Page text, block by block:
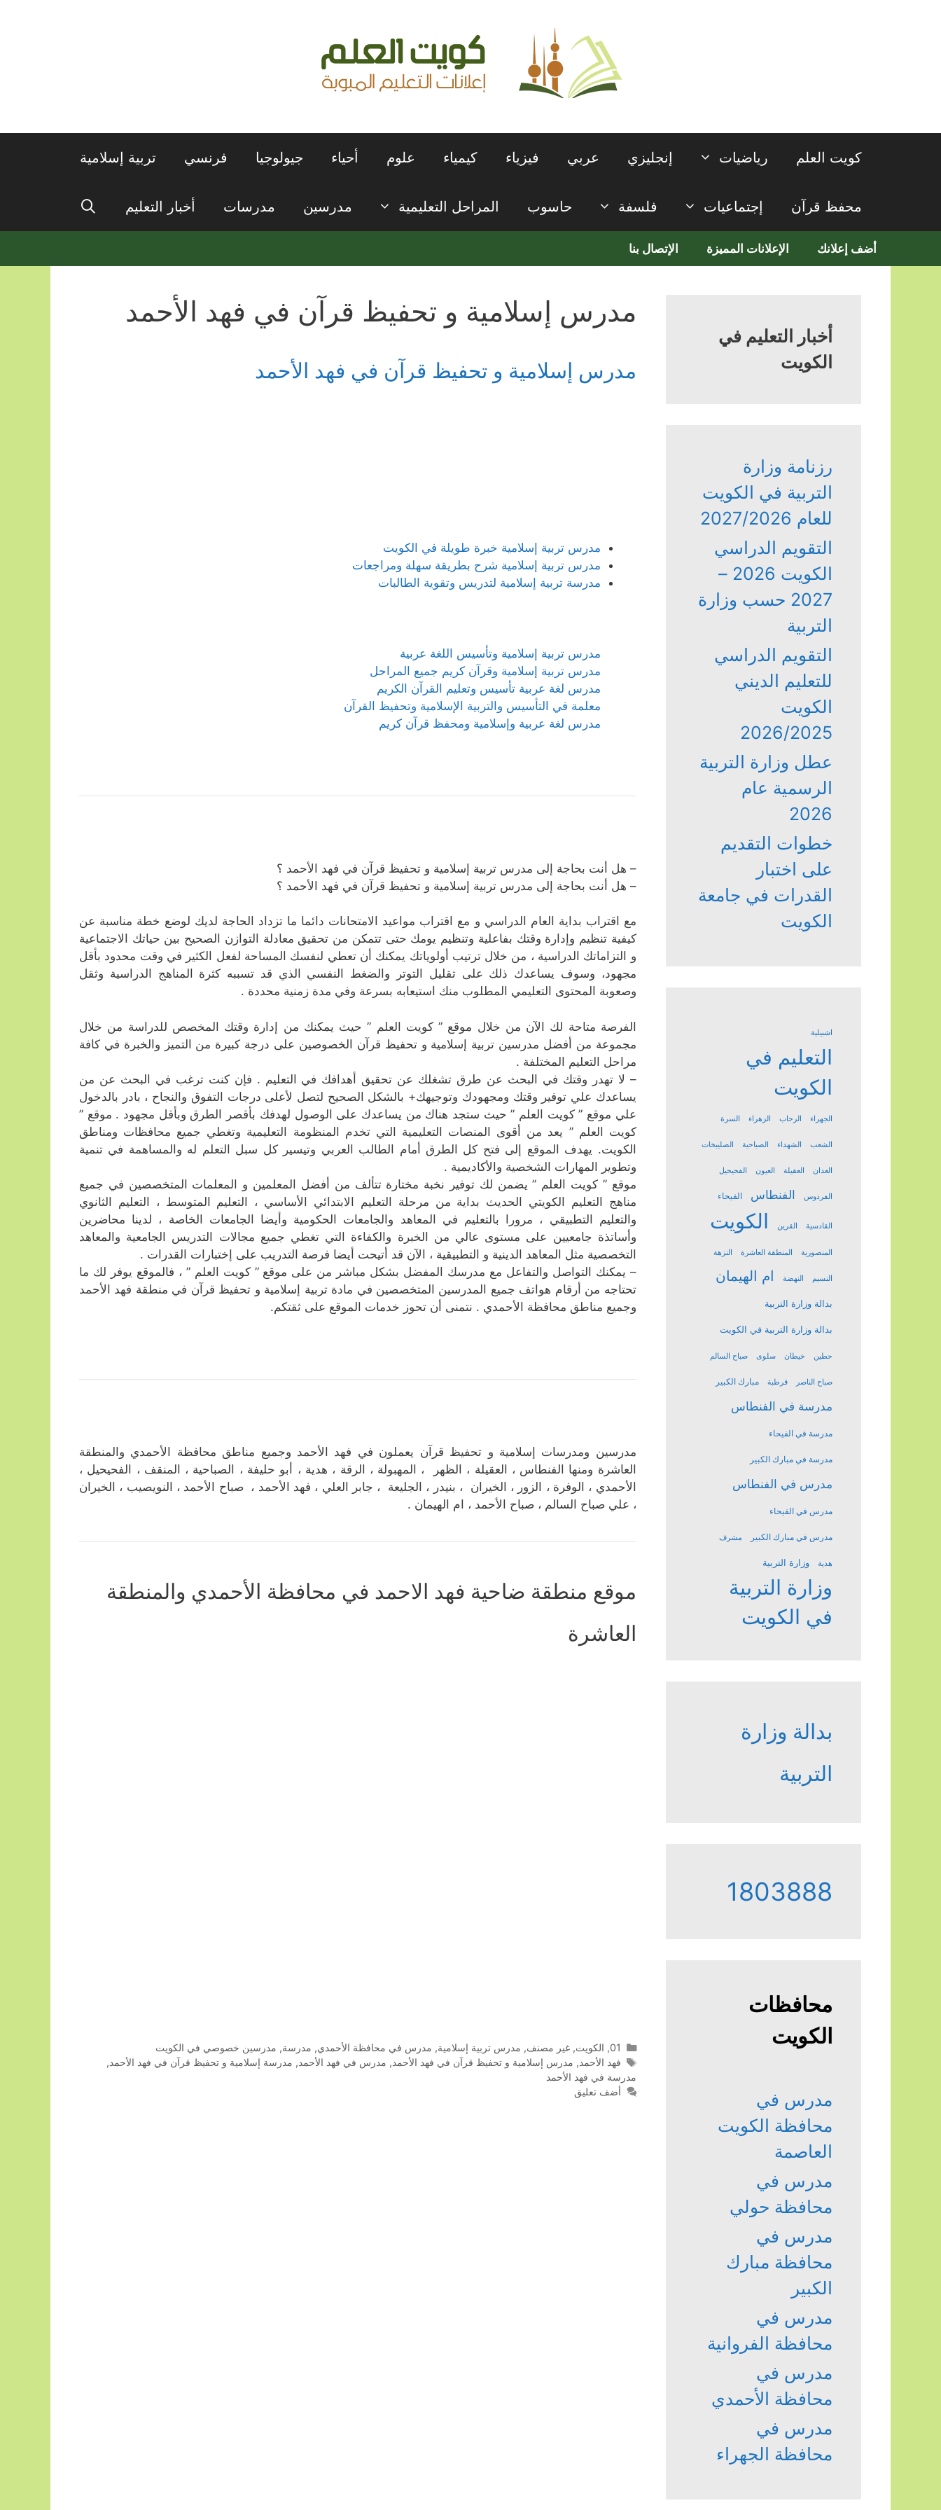
كويت العلم رياضيات إنجليزي عربي فيزياء كيمياء علوم أحياء جيولوجيا فرنسي تربية إسلامية
محفظ قرآن إجتماعيات فلسفة حاسوب المراحل التعليمية مدرسين مدرسات أخبار التعليم
أضف إعلانك الإعلانات المميزة الإتصال بنا
مدرس إسلامية و تحفيظ قرآن في فهد الأحمد
مدرس إسلامية و تحفيظ قرآن في فهد الأحمد
مدرس تربية إسلامية خبرة طويلة في الكويت
مدرس تربية إسلامية شرح بطريقة سهلة ومراجعات
مدرسة تربية إسلامية لتدريس وتقوية الطالبات
مدرس تربية إسلامية وتأسيس اللغة عربية
مدرس تربية إسلامية وقرآن كريم جميع المراحل
مدرس لغة عربية تأسيس وتعليم القرآن الكريم
معلمة في التأسيس والتربية الإسلامية وتحفيظ القرآن
مدرس لغة عربية وإسلامية ومحفظ قرآن كريم
– هل أنت بحاجة إلى مدرس تربية إسلامية و تحفيظ قرآن في فهد الأحمد ؟
– هل أنت بحاجة إلى مدرس تربية إسلامية و تحفيظ قرآن في فهد الأحمد ؟
مع اقتراب بداية العام الدراسي و مع اقتراب مواعيد الامتحانات دائما ما تزداد الحاجة لديك لوضع خطة مناسبة عن
كيفية تنظيم وإدارة وقتك بفاعلية وتنظيم يومك حتى تتمكن من تحقيق معادلة التوازن الصحيح بين حياتك الاجتماعية
و التزاماتك الدراسية ، من خلال ترتيب أولوياتك يمكنك أن تعطي لنفسك المساحة لفعل الكثير في وقت محدود بأقل
مجهود، وسوف يساعدك ذلك على تقليل التوتر والضغط النفسي الذي قد تسببه كثرة المناهج الدراسية وثقل
وصعوبة المحتوى التعليمي المطلوب منك استيعابه بسرعة وفي مدة زمنية محددة .
الفرصة متاحة لك الآن من خلال موقع ” كويت العلم ” حيث يمكنك من إدارة وقتك المخصص للدراسة من خلال
مجموعة من أفضل مدرسين تربية إسلامية و تحفيظ قرآن الخصوصين على درجة كبيرة من التميز والخبرة في كافة
مراحل التعليم المختلفة .
– لا تهدر وقتك في البحث عن طرق تشغلك عن تحقيق أهدافك في التعليم . فإن كنت ترغب في البحث عن من
يساعدك علي توفير وقتك ومجهودك وتوجيهك+ بالشكل الصحيح لتصل لأعلى درجات التفوق والنجاح ، بادر بالدخول
علي موقع ” كويت العلم ” حيث ستجد هناك من يساعدك على الوصول لهدفك بأقصر الطرق وبأقل مجهود . موقع ”
كويت العلم ” يعد من أقوى المنصات التعليمية التي تخدم المنظومة التعليمية وتغطي جميع محافظات ومناطق
الكويت. يهدف الموقع إلى فتح كل الطرق أمام الطالب العربي وتيسير كل سبل التعلم له والمساهمة في تنمية
وتطوير المهارات الشخصية والأكاديمية .
موقع ” كويت العلم ” يضمن لك توفير نخبة مختارة تتألف من أفضل المعلمين و المعلمات المتخصصين في جميع
مناهج التعليم الكويتي الحديث بداية من مرحلة التعليم الابتدائي الأساسي ، التعليم المتوسط ، التعليم الثانوي
والتعليم التطبيقي ، مرورا بالتعليم في المعاهد والجامعات الحكومية وأيضا الجامعات الخاصة ، لدينا محاضرين
وأساتذة جامعيين على مستوى عالي من الخبرة والكفاءة التي تغطي جميع مجالات التدريس الجامعية والمعاهد
التخصصية مثل المعاهد الدينية و التطبيقية ، الآن قد أتيحت أيضا فرصة التدريب على إختبارات القدرات .
– يمكنك التواصل والتفاعل مع مدرسك المفضل بشكل مباشر من على موقع ” كويت العلم ” ، فالموقع يوفر لك ما
تحتاجه من أرقام هواتف جميع المدرسين المتخصصين في مادة تربية إسلامية و تحفيظ قرآن في منطقة فهد الأحمد
وجميع مناطق محافظة الأحمدي . نتمنى أن تحوز خدمات الموقع على ثقتكم.
مدرسين ومدرسات إسلامية و تحفيظ قرآن يعملون في فهد الأحمد وجميع مناطق محافظة الأحمدي والمنطقة
العاشرة ومنها الفنطاس ، العقيلة ، الظهر ، المهبولة ، الرقة ، هدية ، أبو حليفة ، الصباحية ، المنقف ، الفحيحيل ،
الأحمدي ، الوفرة ، الزور ، الخيران ، بنيدر ، الجليعة ، جابر العلي ، فهد الأحمد ، صباح الأحمد ، النويصيب ، الخيران
، علي صباح السالم ، صباح الأحمد ، ام الهيمان .
موقع منطقة ضاحية فهد الاحمد في محافظة الأحمدي والمنطقة
العاشرة
التصنيفات
01
, الكويت, غير مصنف, مدرس تربية إسلامية, مدرس في محافظة الأحمدي, مدرسة, مدرسين خصوصي في الكويت
الوسوم
فهد الأحمد, مدرس إسلامية و تحفيظ قرآن في فهد الأحمد, مدرس في فهد الأحمد, مدرسة إسلامية و تحفيظ قرآن في فهد الأحمد,
مدرسة في فهد الأحمد
أضف تعليق
أخبار التعليم في
الكويت
رزنامة وزارة
التربية في الكويت
للعام 2027/2026
التقويم الدراسي
الكويت 2026 –
2027 حسب وزارة
التربية
التقويم الدراسي
للتعليم الديني
الكويت
2026/2025
عطل وزارة التربية
الرسمية عام
2026
خطوات التقديم
على اختبار
القدرات في جامعة
الكويت
اشبيلية
التعليم في
الكويت
الجهراء الرحاب الزهراء السرة
الشعب الشهداء الصباحية الصليبخات
العدان العقيلة العيون الفحيحيل
الفردوس الفنطاس الفيحاء
القادسية القرين الكويت
المنصورية المنطقة العاشرة النزهة
النسيم النهضة ام الهيمان
بدالة وزارة التربية
بدالة وزارة التربية في الكويت
حطين خيطان سلوى صباح السالم
صباح الناصر قرطبة مبارك الكبير
مدرسة في الفنطاس
مدرسة في الفيحاء
مدرسة في مبارك الكبير
مدرس في الفنطاس
مدرس في الفيحاء
مدرس في مبارك الكبير مشرف
هدية وزارة التربية
وزارة التربية
في الكويت
بدالة وزارة
التربية
1803888
محافظات
الكويت
مدرس في
محافظة الكويت
العاصمة
مدرس في
محافظة حولي
مدرس في
محافظة مبارك
الكبير
مدرس في
محافظة الفروانية
مدرس في
محافظة الأحمدي
مدرس في
محافظة الجهراء